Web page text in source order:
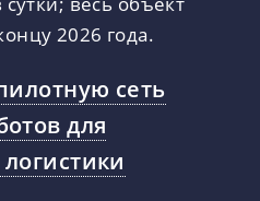
2026 года.
сеть
для